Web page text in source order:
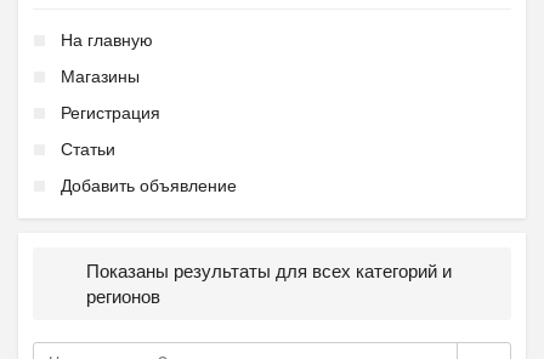
На главную
Магазины
Регистрация
Статьи
Добавить объявление
Показаны результаты для всех категорий и
регионов